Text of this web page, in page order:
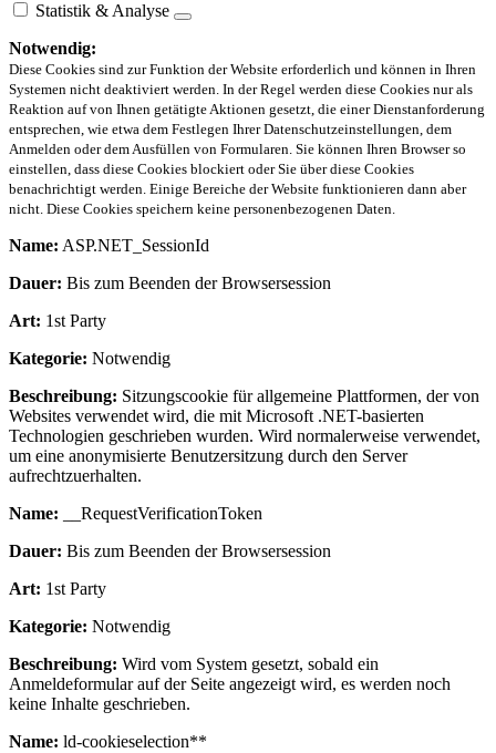
Statistik & Analyse
Notwendig:
Diese Cookies sind zur Funktion der Website erforderlich und können in Ihren
Systemen nicht deaktiviert werden. In der Regel werden diese Cookies nur als
Reaktion auf von Ihnen getätigte Aktionen gesetzt, die einer Dienstanforderung
entsprechen, wie etwa dem Festlegen Ihrer Datenschutzeinstellungen, dem
Anmelden oder dem Ausfüllen von Formularen. Sie können Ihren Browser so
einstellen, dass diese Cookies blockiert oder Sie über diese Cookies
benachrichtigt werden. Einige Bereiche der Website funktionieren dann aber
nicht. Diese Cookies speichern keine personenbezogenen Daten.
Name: ASP.NET_SessionId
Dauer: Bis zum Beenden der Browsersession
Art: 1st Party
Kategorie: Notwendig
Beschreibung: Sitzungscookie für allgemeine Plattformen, der von
Websites verwendet wird, die mit Microsoft .NET-basierten
Technologien geschrieben wurden. Wird normalerweise verwendet,
um eine anonymisierte Benutzersitzung durch den Server
aufrechtzuerhalten.
Name: __RequestVerificationToken
Dauer: Bis zum Beenden der Browsersession
Art: 1st Party
Kategorie: Notwendig
Beschreibung: Wird vom System gesetzt, sobald ein
Anmeldeformular auf der Seite angezeigt wird, es werden noch
keine Inhalte geschrieben.
Name: ld-cookieselection**